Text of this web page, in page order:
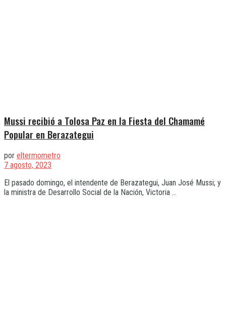
Mussi recibió a Tolosa Paz en la Fiesta del Chamamé
Popular en Berazategui
por eltermometro
7 agosto, 2023
El pasado domingo, el intendente de Berazategui, Juan José Mussi; y
la ministra de Desarrollo Social de la Nación, Victoria ...